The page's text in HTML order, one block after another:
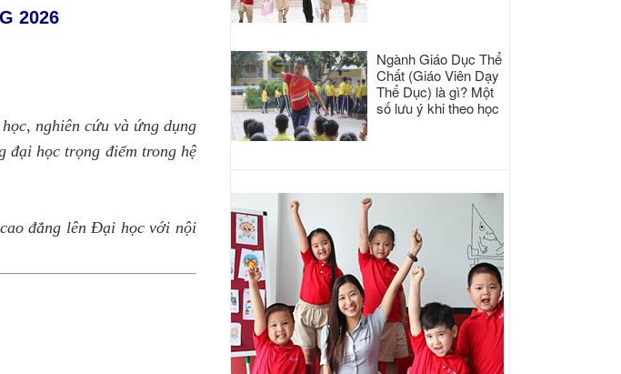
2026
nghiên cứu và ứng dụng
đại học trọng điểm trong hệ
đẳng lên Đại học với nội
Ngành Giáo Dục Thể
Chất (Giáo Viên Dạy
Thể Dục) là gì? Một
số lưu ý khi theo học